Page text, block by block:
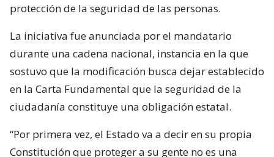
protección de la seguridad de las personas.
La iniciativa fue anunciada por el mandatario
durante una cadena nacional, instancia en la que
sostuvo que la modificación busca dejar establecido
en la Carta Fundamental que la seguridad de la
ciudadanía constituye una obligación estatal.
“Por primera vez, el Estado va a decir en su propia
Constitución que proteger a su gente no es una